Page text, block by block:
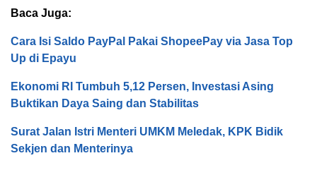
Baca Juga:
Cara Isi Saldo PayPal Pakai ShopeePay via Jasa Top
Up di Epayu
Ekonomi RI Tumbuh 5,12 Persen, Investasi Asing
Buktikan Daya Saing dan Stabilitas
Surat Jalan Istri Menteri UMKM Meledak, KPK Bidik
Sekjen dan Menterinya